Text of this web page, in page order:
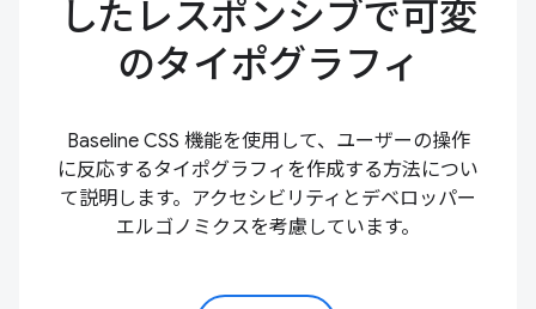
したレスポンシブで可変
のタイポグラフィ
Baseline CSS 機能を使用して、ユーザーの操作
に反応するタイポグラフィを作成する方法につい
て説明します。アクセシビリティとデベロッパー
エルゴノミクスを考慮しています。